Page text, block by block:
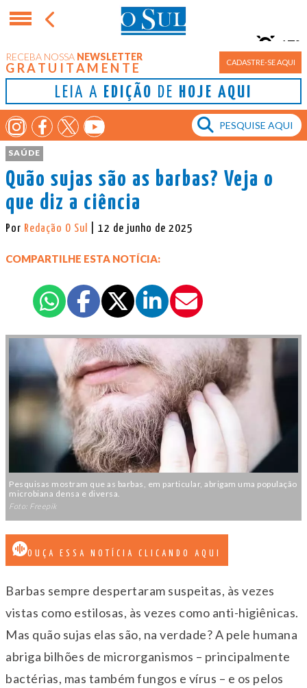
RECEBA NOSSA NEWSLETTER
GRATUITAMENTE CADASTRE-SE AQUI
LEIA A EDIÇÃO DE HOJE AQUI
Porto Alegre
17°
SAÚDE
Quão sujas são as barbas? Veja o
que diz a ciência
Por Redação O Sul | 12 de junho de 2025
COMPARTILHE ESTA NOTÍCIA:
Pesquisas mostram que as barbas, em particular, abrigam uma população
microbiana densa e diversa.
Foto: Freepik
OUÇA ESSA NOTÍCIA CLICANDO AQUI
Barbas sempre despertaram suspeitas, às vezes
vistas como estilosas, às vezes como anti-higiênicas.
Mas quão sujas elas são, na verdade? A pele humana
abriga bilhões de microrganismos – principalmente
bactérias, mas também fungos e vírus – e os pelos